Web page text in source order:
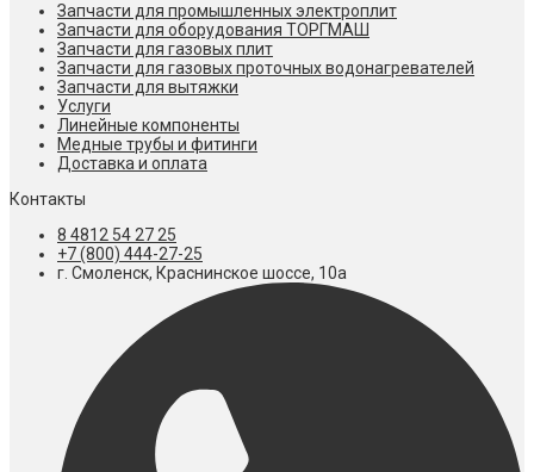
Запчасти для промышленных электроплит
Запчасти для оборудования ТОРГМАШ
Запчасти для газовых плит
Запчасти для газовых проточных водонагревателей
Запчасти для вытяжки
Услуги
Линейные компоненты
Медные трубы и фитинги
Доставка и оплата
Контакты
8 4812 54 27 25
+7 (800) 444-27-25
г. Смоленск, Краснинское шоссе, 10а